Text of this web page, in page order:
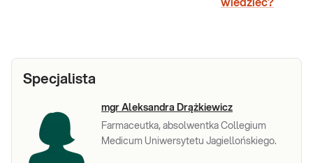
wiedzieć?
Specjalista
mgr Aleksandra Drążkiewicz
Farmaceutka, absolwentka Collegium
Medicum Uniwersytetu Jagiellońskiego.